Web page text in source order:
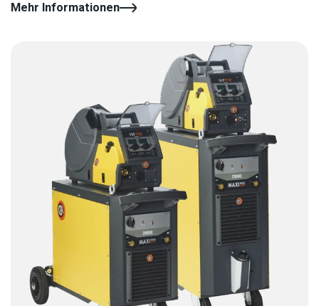
Mehr Informationen